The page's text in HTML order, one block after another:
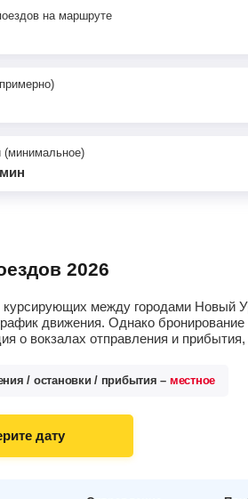
на маршруте
(минимальное)
2026
между городами Новый
движения. Однако
о вокзалах отправления и
/ остановки / прибытия – местное
дату